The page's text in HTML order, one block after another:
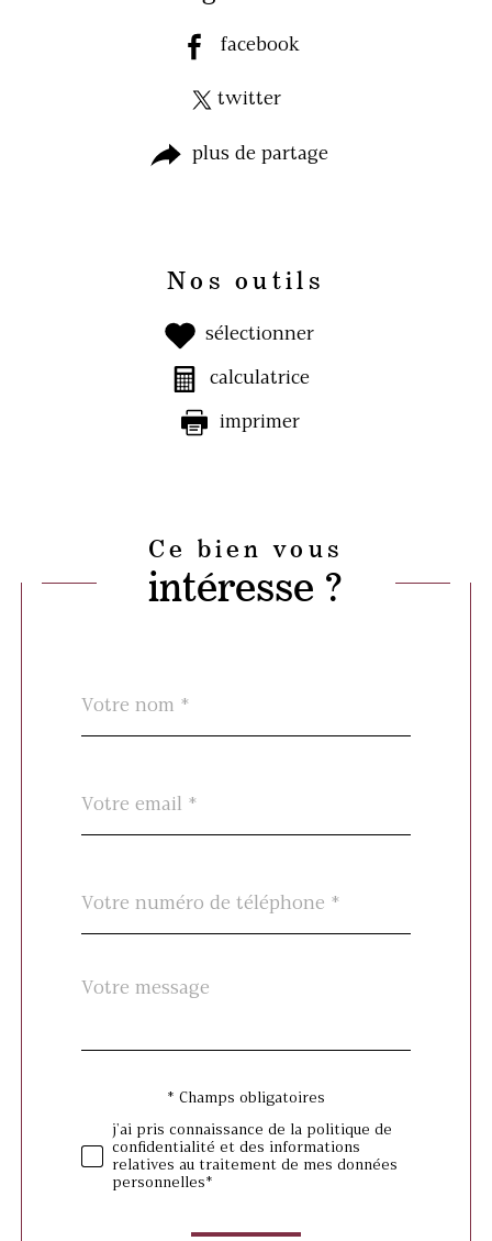
facebook
twitter
plus de partage
Nos outils
sélectionner
calculatrice
imprimer
Ce bien vous
intéresse ?
*
*
*
Fieldset
défaut
Message
Validation* Champs obligatoires
j'ai pris connaissance de la politique de
confidentialité et des informations
relatives au traitement de mes données
personnelles*